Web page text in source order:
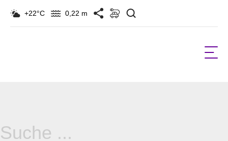
+22°C 0,22 m
Suche
für: